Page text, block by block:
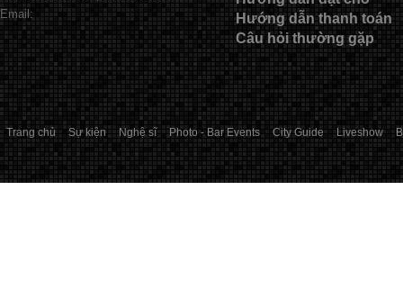
Email:
Hướng dẫn thanh toán
Câu hỏi thường gặp
Trang chủ Sự kiện Nghệ sĩ Photo - Bar Events City Guide Liveshow